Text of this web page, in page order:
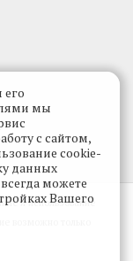
и использование
возможно только
мы
с сайтом,
cookie-
данных
можете
Вашего